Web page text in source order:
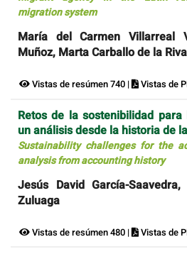
migration system
María del Carmen Villarreal
Muñoz, Marta Carballo de la Riva
Vistas de resúmen 740 | Vistas de
Retos de la sostenibilidad
un análisis desde la historia de
Sustainability challenges for the
analysis from accounting history
Jesús David García-
Zuluaga
Vistas de resúmen 480 | Vistas de